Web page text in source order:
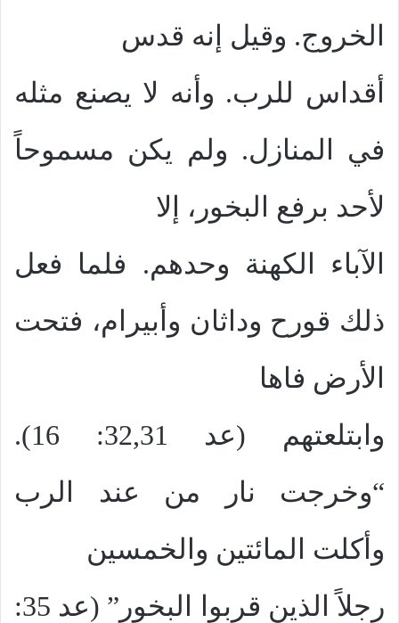
الخروج. وقيل إنه قدس
أقداس للرب. وأنه لا يصنع مثله
في المنازل. ولم يكن مسموحاً
لأحد برفع البخور، إلا
الآباء الكهنة وحدهم. فلما فعل
ذلك قورح وداثان وأبيرام، فتحت
الأرض فاها
وابتلعتهم (عد 32,31: 16).
“وخرجت نار من عند الرب
وأكلت المائتين والخمسين
رجلاً الذين قربوا البخور” (عد 35: